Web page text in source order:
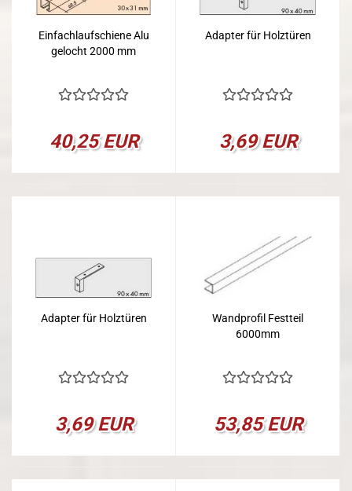
Einfachlaufschiene Alu
gelocht 2000 mm
40,25 EUR
Adapter für Holztüren
3,69 EUR
Adapter für Holztüren
3,69 EUR
Wandprofil Festteil
6000mm
53,85 EUR